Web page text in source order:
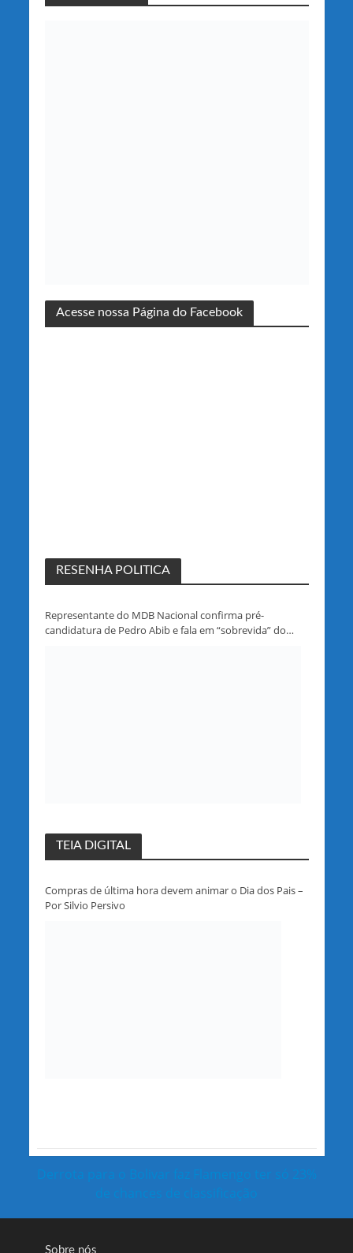
Acesse nossa Página do Facebook
RESENHA POLITICA
Representante do MDB Nacional confirma pré-
candidatura de Pedro Abib e fala em “sobrevida” do
TEIA DIGITAL
Compras de última hora devem animar o Dia dos Pais –
Por Silvio Persivo
Derrota para o Bolivar faz Flamengo ter só 23%
de chances de classificação
Sobre nós